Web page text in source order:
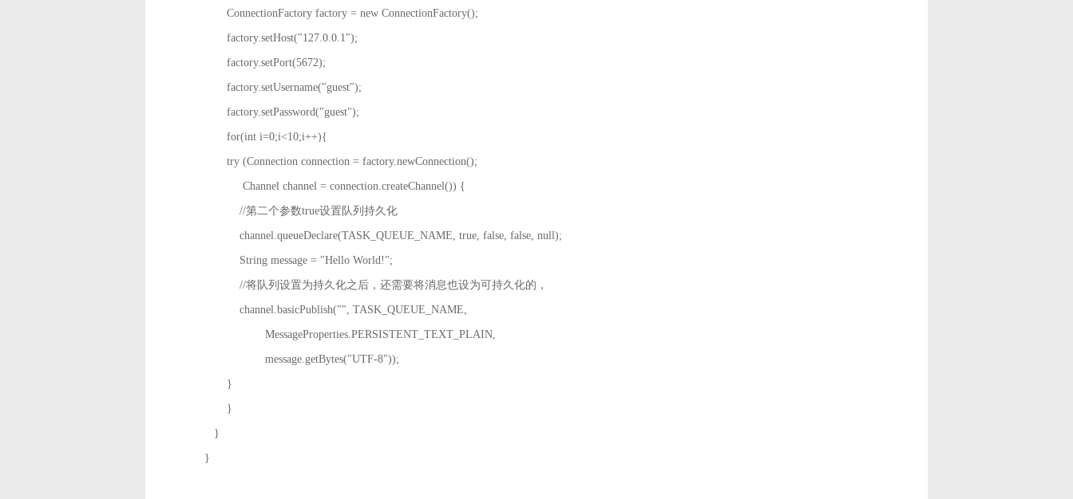
ConnectionFactory factory = new ConnectionFactory();
factory.setHost("127.0.0.1");
factory.setPort(5672);
factory.setUsername("guest");
factory.setPassword("guest");
for(int i=0;i<10;i++){
try (Connection connection = factory.newConnection();
Channel channel = connection.createChannel()) {
//第二个参数true设置队列持久化
channel.queueDeclare(TASK_QUEUE_NAME, true, false, false, null);
String message = "Hello World!";
//将队列设置为持久化之后，还需要将消息也设为可持久化的，
channel.basicPublish("", TASK_QUEUE_NAME,
MessageProperties.PERSISTENT_TEXT_PLAIN,
message.getBytes("UTF-8"));
}
}
}
}